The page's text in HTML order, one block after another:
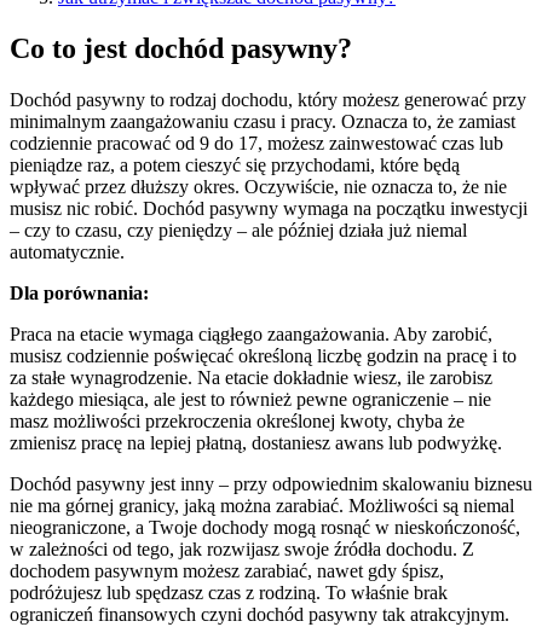
Co to jest dochód pasywny?
Dochód pasywny to rodzaj dochodu, który możesz generować przy
minimalnym zaangażowaniu czasu i pracy. Oznacza to, że zamiast
codziennie pracować od 9 do 17, możesz zainwestować czas lub
pieniądze raz, a potem cieszyć się przychodami, które będą
wpływać przez dłuższy okres. Oczywiście, nie oznacza to, że nie
musisz nic robić. Dochód pasywny wymaga na początku inwestycji
– czy to czasu, czy pieniędzy – ale później działa już niemal
automatycznie.
Dla porównania:
Praca na etacie wymaga ciągłego zaangażowania. Aby zarobić,
musisz codziennie poświęcać określoną liczbę godzin na pracę i to
za stałe wynagrodzenie. Na etacie dokładnie wiesz, ile zarobisz
każdego miesiąca, ale jest to również pewne ograniczenie – nie
masz możliwości przekroczenia określonej kwoty, chyba że
zmienisz pracę na lepiej płatną, dostaniesz awans lub podwyżkę.
Dochód pasywny jest inny – przy odpowiednim skalowaniu biznesu
nie ma górnej granicy, jaką można zarabiać. Możliwości są niemal
nieograniczone, a Twoje dochody mogą rosnąć w nieskończoność,
w zależności od tego, jak rozwijasz swoje źródła dochodu. Z
dochodem pasywnym możesz zarabiać, nawet gdy śpisz,
podróżujesz lub spędzasz czas z rodziną. To właśnie brak
ograniczeń finansowych czyni dochód pasywny tak atrakcyjnym.